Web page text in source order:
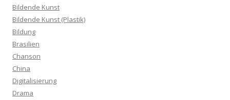
Bildende Kunst
Bildende Kunst (Plastik)
Bildung
Brasilien
Chanson
China
Digitalisierung
Drama